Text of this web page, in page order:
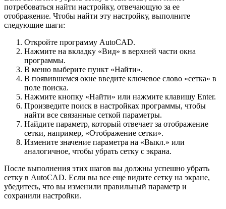
потребоваться найти настройку, отвечающую за ее
отображение. Чтобы найти эту настройку, выполните
следующие шаги:
Откройте программу AutoCAD.
Нажмите на вкладку «Вид» в верхней части окна
программы.
В меню выберите пункт «Найти».
В появившемся окне введите ключевое слово «сетка» в
поле поиска.
Нажмите кнопку «Найти» или нажмите клавишу Enter.
Произведите поиск в настройках программы, чтобы
найти все связанные сеткой параметры.
Найдите параметр, который отвечает за отображение
сетки, например, «Отображение сетки».
Измените значение параметра на «Выкл.» или
аналогичное, чтобы убрать сетку с экрана.
После выполнения этих шагов вы должны успешно убрать
сетку в AutoCAD. Если вы все еще видите сетку на экране,
убедитесь, что вы изменили правильный параметр и
сохранили настройки.